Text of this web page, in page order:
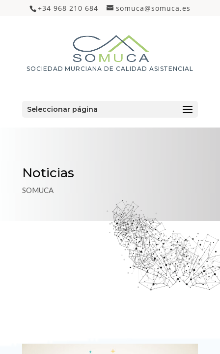
+34 968 210 684 somuca@somuca.es
SOCIEDAD MURCIANA DE CALIDAD ASISTENCIAL
Seleccionar página
Noticias
SOMUCA